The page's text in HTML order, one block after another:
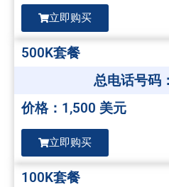
立即购买
500K套餐
总电话号码
价格：1,500 美元
立即购买
100K套餐